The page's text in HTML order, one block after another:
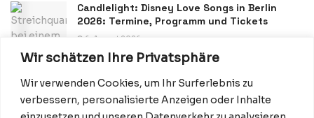
Wir schätzen Ihre Privatsphäre
Wir verwenden Cookies, um Ihr Surferlebnis zu
verbessern, personalisierte Anzeigen oder Inhalte
Candlelight: Disney Love Songs in Berlin
2026: Termine, Programm und Tickets
6. August 2026